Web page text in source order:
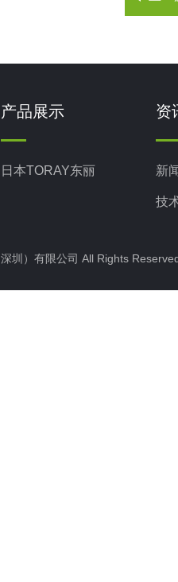
产品展示
日本TORAY东丽
资
新
技
圳）有限公司 All Rights